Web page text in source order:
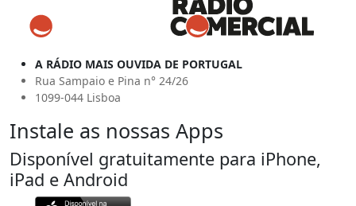
A RÁDIO MAIS OUVIDA DE PORTUGAL
Rua Sampaio e Pina n° 24/26
1099-044 Lisboa
Instale as nossas Apps
Disponível gratuitamente para iPhone,
iPad e Android